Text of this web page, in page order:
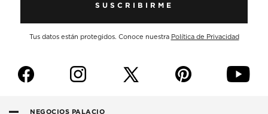
SUSCRIBIRME
Tus datos están protegidos. Conoce nuestra Política de Privacidad
f i p y
NEGOCIOS PALACIO